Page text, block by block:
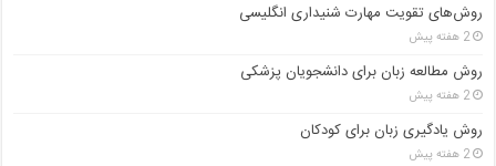
روش‌های تقویت مهارت شنیداری انگلیسی
2 هفته پیش
روش مطالعه زبان برای دانشجویان پزشکی
2 هفته پیش
روش یادگیری زبان برای کودکان
2 هفته پیش